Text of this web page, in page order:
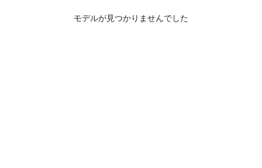
モデルが見つかりませんでした